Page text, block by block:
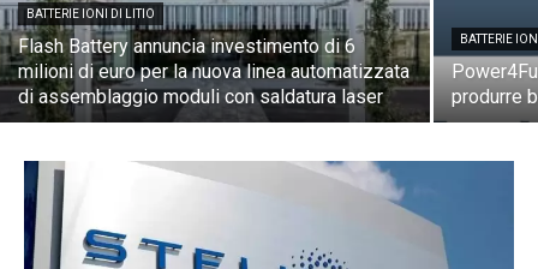
BATTERIE IONI DI LITIO
Flash Battery annuncia investimento di 6
milioni di euro per la nuova linea automatizzata
di assemblaggio moduli con saldatura laser
BATTERIE
produrre